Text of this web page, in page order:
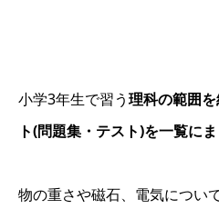
小学3年生で習う理科の範囲
ト(問題集・テスト)を一覧に
物の重さや磁石、電気につい